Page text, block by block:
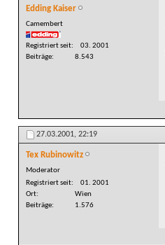
Edding Kaiser
Camembert
Registriert seit
03. 2001
Beiträge
8.543
27.03.2001, 22:19
Tex Rubinowitz
Moderator
Registriert seit
01. 2001
Ort
Wien
Beiträge
1.576